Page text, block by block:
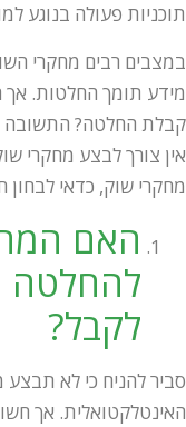
תוכניות פעולה בנוגע
במצבים רבים מחקרי
מידע תומך החלטות. אך
קבלת החלטה? התשובה
אין צורך לבצע מחקרי
מחקרי שוק, כדאי
האם
להחלטה
לקבל?
סביר להניח כי לא
האינטלקטואלית. אך